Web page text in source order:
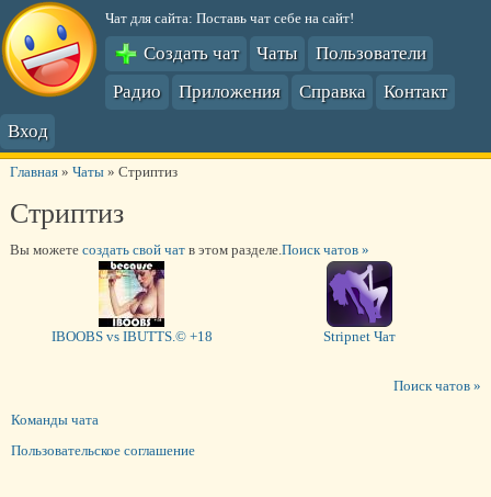
Чат для сайта: Поставь чат себе на сайт!
Создать чат Чаты
Пользователи
Радио
Приложения Справка
Контакт
Вход
Главная» Чаты» Стриптиз
Стриптиз
Вы можете создать свой чатв этом разделе.Поиск чатов »
IBOOBS vs IBUTTS.© +18 Stripnet Чат
Поиск чатов »
Команды чата
Пользовательское соглашение